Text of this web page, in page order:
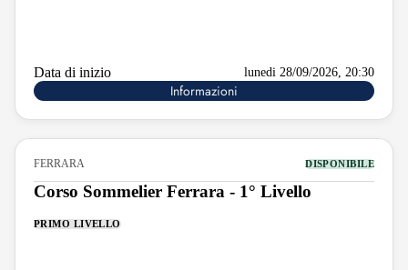
Data di inizio lunedi 28/09/2026, 20:30
Informazioni
FERRARA DISPONIBILE
Corso Sommelier Ferrara - 1° Livello
PRIMO LIVELLO